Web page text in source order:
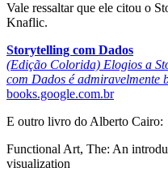
Vale ressaltar que ele citou o
Knaflic.
Storytelling com Dados
(Edição Colorida) Elogios a
com Dados é admiravelmente
books.google.com.br
E outro livro do Alberto Cairo:
Functional Art, The: An
visualization